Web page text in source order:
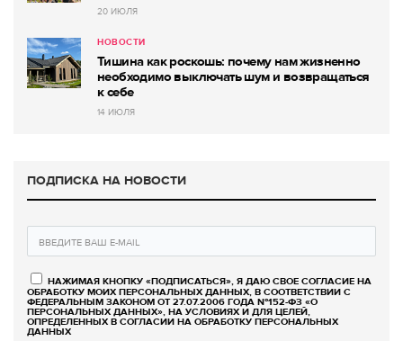
20 ИЮЛЯ
НОВОСТИ
Тишина как роскошь: почему нам жизненно
необходимо выключать шум и возвращаться
к себе
14 ИЮЛЯ
ПОДПИСКА НА НОВОСТИ
НАЖИМАЯ КНОПКУ «ПОДПИСАТЬСЯ», Я ДАЮ СВОЕ СОГЛАСИЕ НА
ОБРАБОТКУ МОИХ ПЕРСОНАЛЬНЫХ ДАННЫХ, В СООТВЕТСТВИИ С
ФЕДЕРАЛЬНЫМ ЗАКОНОМ ОТ 27.07.2006 ГОДА №152-ФЗ «О
ПЕРСОНАЛЬНЫХ ДАННЫХ», НА УСЛОВИЯХ И ДЛЯ ЦЕЛЕЙ,
ОПРЕДЕЛЕННЫХ В СОГЛАСИИ НА ОБРАБОТКУ ПЕРСОНАЛЬНЫХ
ДАННЫХ